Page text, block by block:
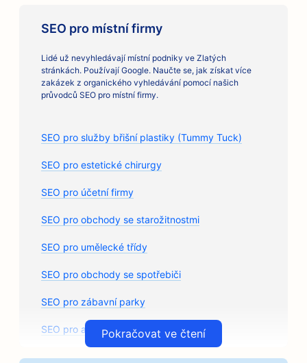
SEO pro místní firmy
Lidé už nevyhledávají místní podniky ve Zlatých
stránkách. Používají Google. Naučte se, jak získat více
zakázek z organického vyhledávání pomocí našich
průvodců SEO pro místní firmy.
SEO pro služby břišní plastiky (Tummy Tuck)
SEO pro estetické chirurgy
SEO pro účetní firmy
SEO pro obchody se starožitnostmi
SEO pro umělecké třídy
SEO pro obchody se spotřebiči
SEO pro zábavní parky
SEO pro arkády
SEO pro architektonické firmy
Pokračovat ve čtení